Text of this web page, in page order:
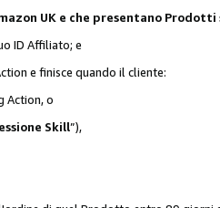
UK e che presentano Prodotti
ID Affiliato; e
e finisce quando il cliente:
Action, o
Skill”),